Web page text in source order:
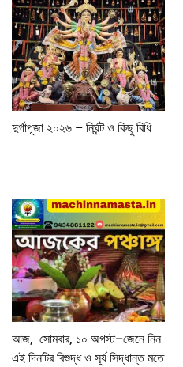
দুর্গাপূজা ২০২৬ – নির্ঘন্ট ও কিছু বিধি
আজ, সোমবার, ১০ অগস্ট–জেনে নিন
এই দিনটির বিশুদ্ধ ও সূর্য সিদ্ধান্ত মতে